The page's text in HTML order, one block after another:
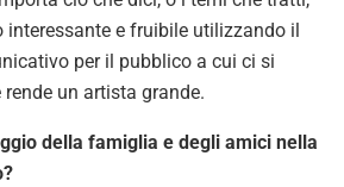
interessante e fruibile utilizzando il
per il pubblico a cui ci si
un artista grande.
della famiglia e degli amici nella